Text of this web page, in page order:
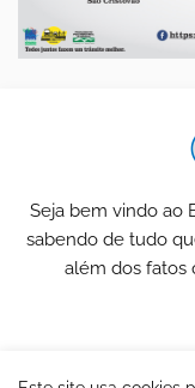
Seja bem vindo ao
sabendo de tudo
além dos fatos